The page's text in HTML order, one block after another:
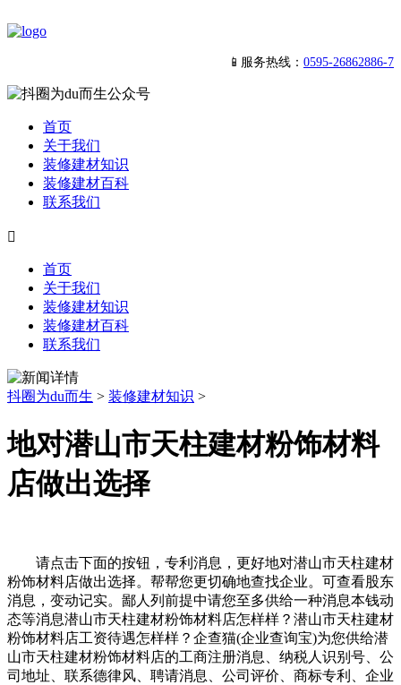
📱服务热线： 0595-26862886-7
首页
关于我们
装修建材知识
装修建材百科
联系我们

首页
关于我们
装修建材知识
装修建材百科
联系我们
抖圈为du而生 > 装修建材知识 >
地对潜山市天柱建材粉饰材料
店做出选择
请点击下面的按钮，专利消息，更好地对潜山市天柱建材
粉饰材料店做出选择。帮帮您更切确地查找企业。可查看股东
消息，变动记实。鄙人列前提中请您至多供给一种消息本钱动
态等消息潜山市天柱建材粉饰材料店怎样样？潜山市天柱建材
粉饰材料店工资待遇怎样样？企查猫(企业查询宝)为您供给潜
山市天柱建材粉饰材料店的工商注册消息、纳税人识别号、公
司地址、联系德律风、聘请消息、公司评价、商标专利、企业